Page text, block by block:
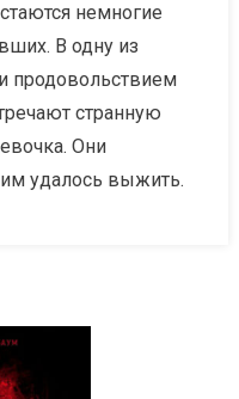
немногие
В одну из
продовольствием
странную
Они
удалось выжить.